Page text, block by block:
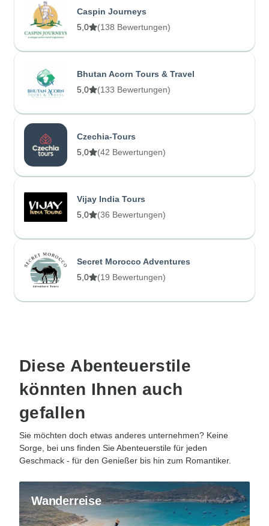
Caspin Journeys
5,0
(138 Bewertungen)
Bhutan Acorn Tours & Travel
5,0
(133 Bewertungen)
Czechia-Tours
5,0
(42 Bewertungen)
Vijay India Tours
5,0
(36 Bewertungen)
Secret Morocco Adventures
5,0
(19 Bewertungen)
Diese Abenteuerstile
könnten Ihnen auch
gefallen
Sie möchten doch etwas anderes unternehmen? Keine
Sorge, bei uns finden Sie Abenteuerstile für jeden
Geschmack - für den Genießer bis hin zum Romantiker.
Wanderreise